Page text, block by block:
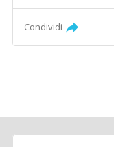
Condividi